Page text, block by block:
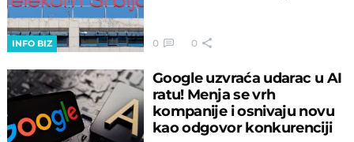
INFO BIZ 0 0
Google uzvraća udarac u AI
ratu! Menja se vrh
kompanije i osnivaju novu
kao odgovor konkurenciji